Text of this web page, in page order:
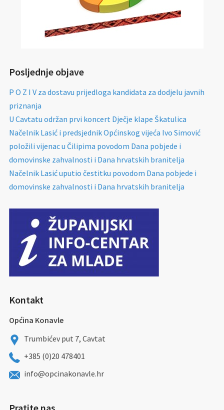
Posljednje objave
P O Z I V za dostavu prijedloga kandidata za dodjelu javnih
priznanja
U Cavtatu održan prvi koncert Dječje klape Škatulica
Načelnik Lasić i predsjednik Općinskog vijeća Ivo Simović
položili vijenac u Čilipima povodom Dana pobjede i
domovinske zahvalnosti i Dana hrvatskih branitelja
Načelnik Lasić uputio čestitku povodom Dana pobjede i
domovinske zahvalnosti i Dana hrvatskih branitelja
Kontakt
Općina Konavle
Trumbićev put 7, Cavtat
+385 (0)20 478401
info@opcinakonavle.hr